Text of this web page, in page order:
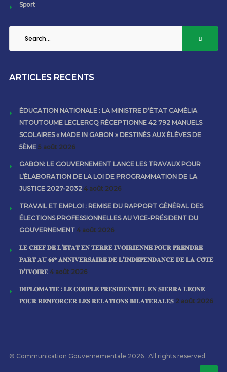
Sport
ARTICLES RECENTS
ÉDUCATION NATIONALE : LA MINISTRE D’ÉTAT CAMÉLIA
NTOUTOUME LECLERCQ RÉCEPTIONNE 42 792 MANUELS
SCOLAIRES « MADE IN GABON » DESTINÉS AUX ÉLÈVES DE
5ÈME 5 août 2026
GABON: LE GOUVERNEMENT LANCE LES TRAVAUX POUR
L’ÉLABORATION DE LA LOI DE PROGRAMMATION DE LA
JUSTICE 2027-2032 4 août 2026
TRAVAIL ET EMPLOI : REMISE DU RAPPORT GÉNÉRAL DES
ÉLECTIONS PROFESSIONNELLES AU VICE-PRÉSIDENT DU
GOUVERNEMENT 4 août 2026
𝐋𝐄 𝐂𝐇𝐄𝐅 𝐃𝐄 𝐋’𝐄́𝐓𝐀𝐓 𝐄𝐍 𝐓𝐄𝐑𝐑𝐄 𝐈𝐕𝐎𝐈𝐑𝐈𝐄𝐍𝐍𝐄 𝐏𝐎𝐔𝐑 𝐏𝐑𝐄𝐍𝐃𝐑𝐄
𝐏𝐀𝐑𝐓 𝐀𝐔 𝟔𝟔ᵉ 𝐀𝐍𝐍𝐈𝐕𝐄𝐑𝐒𝐀𝐈𝐑𝐄 𝐃𝐄 𝐋’𝐈𝐍𝐃𝐄́𝐏𝐄𝐍𝐃𝐀𝐍𝐂𝐄 𝐃𝐄 𝐋𝐀 𝐂𝐎̂𝐓𝐄
𝐃’𝐈𝐕𝐎𝐈𝐑𝐄 4 août 2026
𝐃𝐈𝐏𝐋𝐎𝐌𝐀𝐓𝐈𝐄 : 𝐋𝐄 𝐂𝐎𝐔𝐏𝐋𝐄 𝐏𝐑𝐄́𝐒𝐈𝐃𝐄𝐍𝐓𝐈𝐄𝐋 𝐄𝐍 𝐒𝐈𝐄𝐑𝐑𝐀 𝐋𝐄𝐎𝐍𝐄
𝐏𝐎𝐔𝐑 𝐑𝐄𝐍𝐅𝐎𝐑𝐂𝐄𝐑 𝐋𝐄𝐒 𝐑𝐄𝐋𝐀𝐓𝐈𝐎𝐍𝐒 𝐁𝐈𝐋𝐀𝐓𝐄́𝐑𝐀𝐋𝐄𝐒 2 août 2026
© Communication Gouvernementale 2026 . All rights reserved.